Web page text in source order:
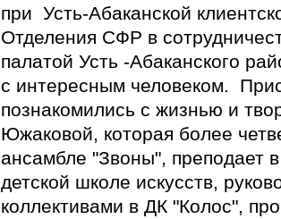
при Усть-Абаканской
Отделения СФР в
палатой Усть -Абаканского
с интересным человеком.
познакомились с жизнью и
Южаковой, которая более
ансамбле "Звоны", преподает
детской школе искусств,
коллективами в ДК "Колос",